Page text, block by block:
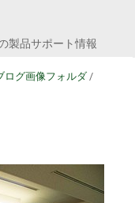
製品サポート情報
ログ画像フォルダ /